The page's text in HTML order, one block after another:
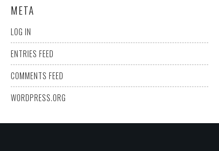
META
LOG IN
ENTRIES FEED
COMMENTS FEED
WORDPRESS.ORG